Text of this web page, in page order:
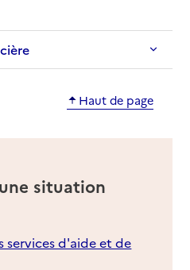
Haut de page
situation
services d'aide et de